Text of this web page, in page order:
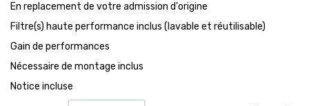
En replacement de votre admission d'origine
Filtre(s) haute performance inclus (lavable et réutilisable)
Gain de performances
Nécessaire de montage inclus
Notice incluse